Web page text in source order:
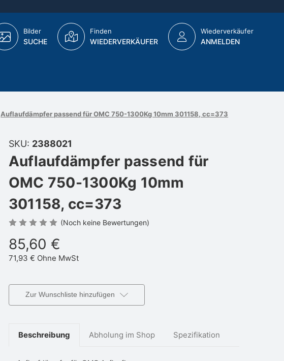
Bilder
SUCHE
Finden
WIEDERVERKÄUFER
Wiederverkäufer
ANMELDEN
Auflaufdämpfer passend für OMC 750-1300Kg 10mm 301158, cc=373
SKU: 2388021
Auflaufdämpfer passend für
OMC 750-1300Kg 10mm
301158, cc=373
(Noch keine Bewertungen)
85,60 €
71,93 € Ohne MwSt
Zur Wunschliste hinzufügen
Beschreibung Abholung im Shop Spezifikation